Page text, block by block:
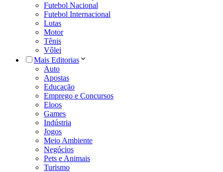
Futebol Nacional
Futebol Internacional
Lutas
Motor
Tênis
Vôlei
Mais Editorias
Auto
Apostas
Educação
Emprego e Concursos
Eloos
Games
Indústria
Jogos
Meio Ambiente
Negócios
Pets e Animais
Turismo